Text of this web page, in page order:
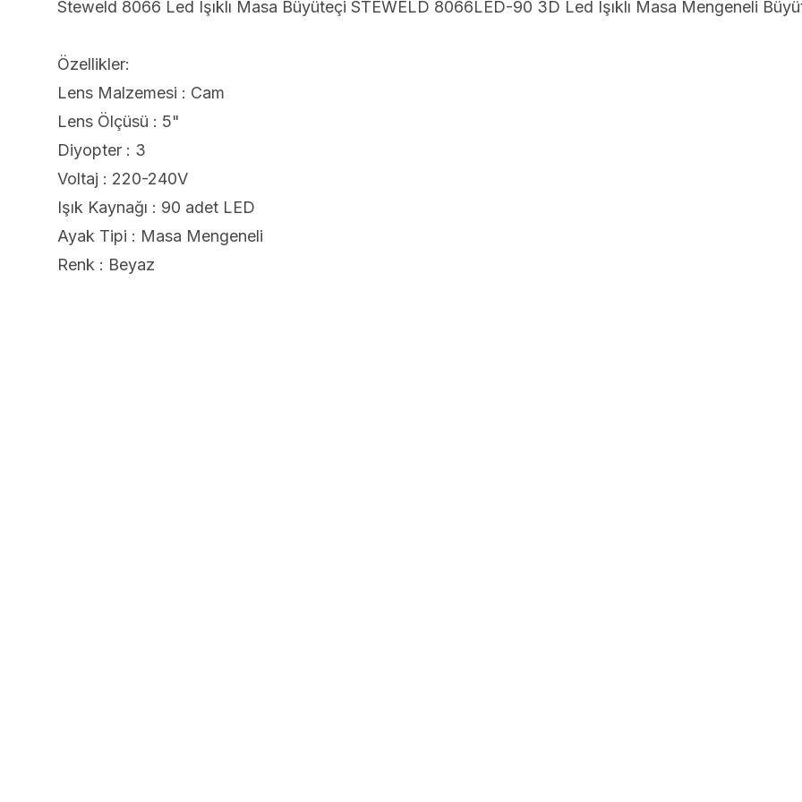
Steweld 8066 Led Işıklı Masa Büyüteçi STEWELD 8066LED-90 3D Led Işıklı Masa Mengeneli
Özellikler:
Lens Malzemesi : Cam
Lens Ölçüsü : 5"
Diyopter : 3
Voltaj : 220-240V
Işık Kaynağı : 90 adet LED
Ayak Tipi : Masa Mengeneli
Renk : Beyaz